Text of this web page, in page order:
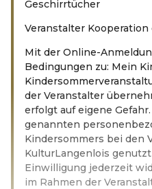
Geschirrtücher
Veranstalter
Mit der Online-
Bedingungen zu: Mein
der Veranstalter
erfolgt auf eigene
genannten
Kindersommers bei den
KulturLangenlois
Einwilligung jederzeit
im Rahmen der